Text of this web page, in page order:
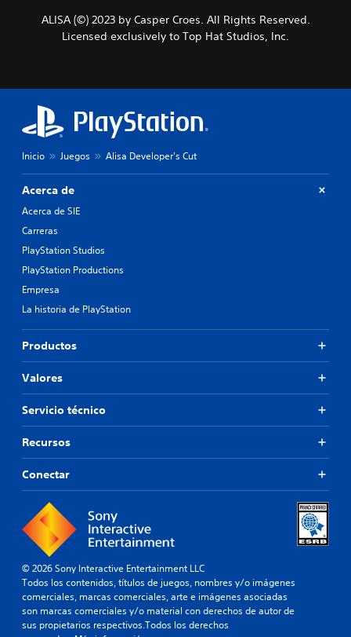
ALISA (©) 2023 by Casper Croes. All Rights Reserved.
Licensed exclusively to Top Hat Studios, Inc.
Inicio Juegos Alisa Developer's Cut
Acerca de
Acerca de SIE
Carreras
PlayStation Studios
PlayStation Productions
Empresa
La historia de PlayStation
Productos
Valores
Servicio técnico
Recursos
Conectar
© 2026 Sony Interactive Entertainment LLC
Todos los contenidos, títulos de juegos, nombres y/o imágenes
comerciales, marcas comerciales, arte e imágenes asociadas
son marcas comerciales y/o material con derechos de autor de
sus propietarios respectivos.Todos los derechos